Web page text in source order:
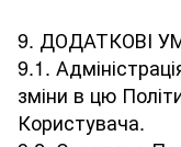
9. ДОДАТКОВІ
9.1.
зміни в цю
Користувача.